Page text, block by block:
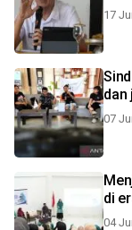
17
dan
07
di
04